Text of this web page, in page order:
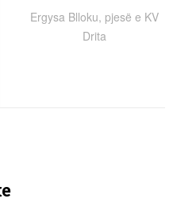
Ergysa Blloku, pjesë e KV
Drita